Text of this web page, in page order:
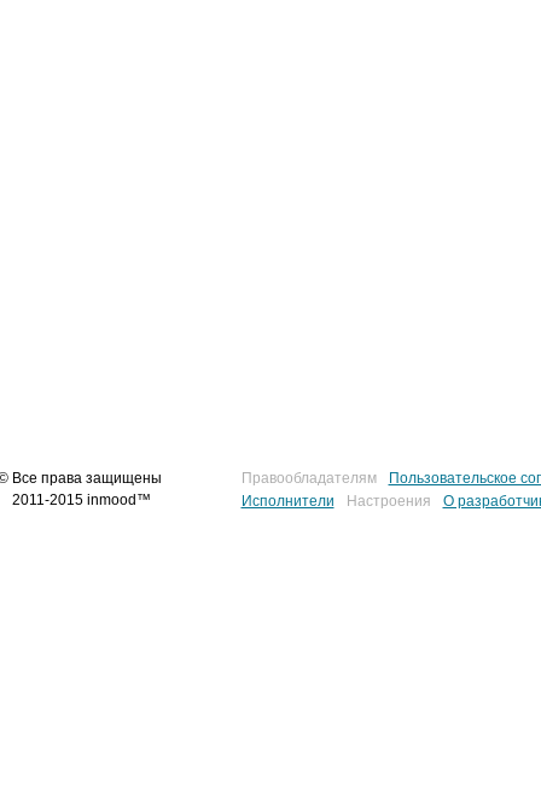
Все права защищены
2011-2015 inmood™
Правообладателям
Пользовательское
Исполнители
Настроения О